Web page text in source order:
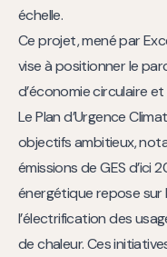
échelle.
Ce projet, mené par
vise à positionner le
d’économie circulaire
Le Plan d’Urgence
objectifs ambitieux,
émissions de GES d’ici
énergétique repose sur
l’électrification des
de chaleur. Ces